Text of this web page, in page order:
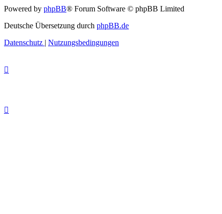
Powered by phpBB® Forum Software © phpBB Limited
Deutsche Übersetzung durch phpBB.de
Datenschutz | Nutzungsbedingungen